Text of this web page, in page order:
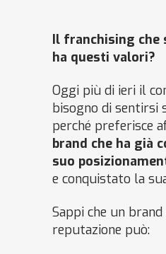
Il franchising che
ha questi valori?
Oggi più di ieri il
bisogno di sentirsi
perché preferisce
brand che ha già
suo
e conquistato la
Sappi che un
reputazione può: